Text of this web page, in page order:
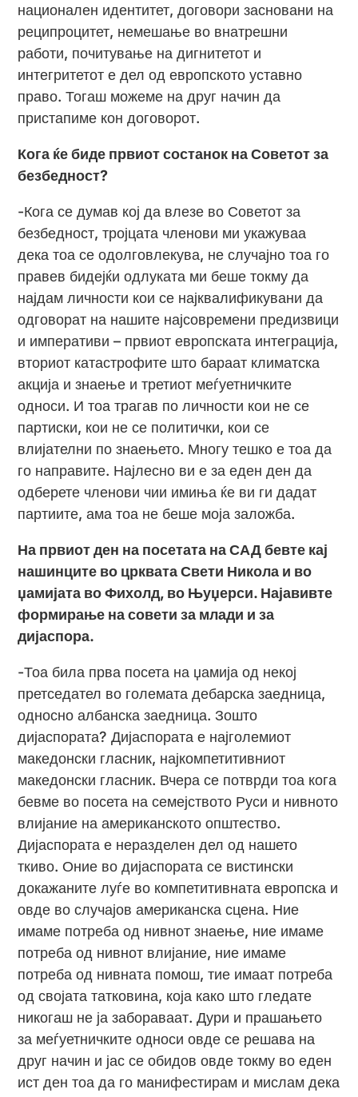
национален идентитет, договори засновани на
реципроцитет, немешање во внатрешни
работи, почитување на дигнитетот и
интегритетот е дел од европското уставно
право. Тогаш можеме на друг начин да
пристапиме кон договорот.
Кога ќе биде првиот состанок на Советот за
безбедност?
-Кога се думав кој да влезе во Советот за
безбедност, тројцата членови ми укажуваа
дека тоа се одолговлекува, не случајно тоа го
правев бидејќи одлуката ми беше токму да
најдам личности кои се најквалификувани да
одговорат на нашите најсовремени предизвици
и императиви – првиот европската интеграција,
вториот катастрофите што бараат климатска
акција и знаење и третиот меѓуетничките
односи. И тоа трагав по личности кои не се
партиски, кои не се политички, кои се
влијателни по знаењето. Многу тешко е тоа да
го направите. Најлесно ви е за еден ден да
одберете членови чии имиња ќе ви ги дадат
партиите, ама тоа не беше моја заложба.
На првиот ден на посетата на САД бевте кај
нашинците во црквата Свети Никола и во
џамијата во Фихолд, во Њуџерси. Најавивте
формирање на совети за млади и за
дијаспора.
-Тоа била прва посета на џамија од некој
претседател во големата дебарска заедница,
односно албанска заедница. Зошто
дијаспората? Дијаспората е најголемиот
македонски гласник, најкомпетитивниот
македонски гласник. Вчера се потврди тоа кога
бевме во посета на семејството Руси и нивното
влијание на американското општество.
Дијаспората е неразделен дел од нашето
ткиво. Оние во дијаспората се вистински
докажаните луѓе во компетитивната европска и
овде во случајов американска сцена. Ние
имаме потреба од нивнот знаење, ние имаме
потреба од нивнот влијание, ние имаме
потреба од нивната помош, тие имаат потреба
од својата татковина, која како што гледате
никогаш не ја забораваат. Дури и прашањето
за меѓуетничките односи овде се решава на
друг начин и јас се обидов овде токму во еден
ист ден тоа да го манифестирам и мислам дека